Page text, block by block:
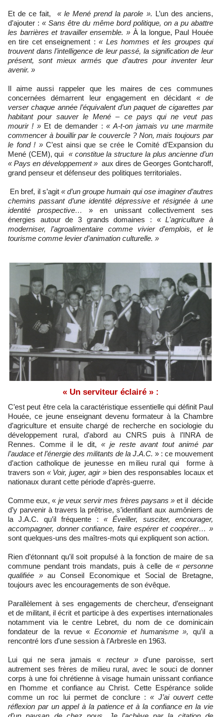
Et de ce fait, « le Mené prend la parole ». L’un des anciens,
d’ajouter : « Sans être du même bord politique, on a pu abattre
les barrières et travailler ensemble. » À la longue, Paul Houée
en tire cet enseignement :« Les hommes et les groupes qui
trouvent dans l’intelligence de leur passé, la signification de leur
présent, sont mieux armés que d’autres pour inventer leur
avenir. »
Il aime aussi rappeler que les maires de ces communes
concernées démarrent leur engagement en décidant « de
verser chaque année l’équivalent d’un paquet de cigarettes par
habitant pour sauver le Mené – ce pays qui ne veut pas
mourir ! » Et de demander : « A-t-on jamais vu une marmite
commencer à bouillir par le couvercle ? Non, mais toujours par
le fond ! » C’est ainsi que se crée le Comité d’Expansion du
Mené (CEM), qui « constitue la structure la plus ancienne d’un
« Pays en développement » aux dires de Georges Gontcharoff,
grand penseur et défenseur des politiques territoriales.
En bref, il s’agit « d’un groupe humain qui ose imaginer d’autres
chemins passant d’une identité dépressive et résignée à une
identité prospective…» en unissant collectivement ses
énergies autour de 3 grands domaines : «L'agriculture à
moderniser, l’agroalimentaire comme vivier d’emplois, et le
tourisme comme levier d’animation culturelle. »
« Un serviteur éclairé » :
C’est peut être cela la caractéristique essentielle qui définit Paul
Houée, ce jeune enseignant devenu formateur à la Chambre
d’agriculture et ensuite chargé de recherche en sociologie du
développement rural, d’abord au CNRS puis à l’INRA de
Rennes. Comme il le dit, « je reste avant tout animé par
l’audace et l’énergie des militants de la J.A.C. » : ce mouvement
d’action catholique de jeunesse en milieu rural qui forme à
travers son « Voir, juger, agir » bien des responsables locaux et
nationaux durant cette période d’après-guerre.
Comme eux, « je veux servir mes frères paysans » et il décide
d’y parvenir à travers la prêtrise, s’identifiant aux aumôniers de
la J.A.C. qu’il fréquente : « Éveiller, susciter, encourager,
accompagner, donner confiance, faire espérer et coopérer… »
sont quelques-uns des maîtres-mots qui expliquent son action.
Rien d’étonnant qu’il soit propulsé à la fonction de maire de sa
commune pendant trois mandats, puis à celle de« personne
qualifiée »au Conseil Economique et Social de Bretagne,
toujours avec les encouragements de son évêque.
Parallèlement à ses engagements de chercheur, d’enseignant
et de militant, il écrit et participe à des expertises internationales
notamment via le centre Lebret, du nom de ce dominicain
fondateur de la revue « Economie et humanisme », qu’il a
rencontré lors d'une session à l’Arbresle en 1963.
Lui qui ne sera jamais « recteur »d'une paroisse, sert
autrement ses frères de milieu rural, avec le souci de donner
corps à une foi chrétienne à visage humain unissant confiance
en l’homme et confiance au Christ. Cette Espérance solide
comme un roc lui permet de conclure :« J’ai ouvert cette
réflexion par un appel à la patience et à la confiance en la vie